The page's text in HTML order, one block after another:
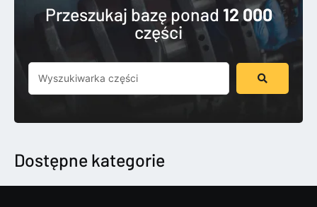
Przeszukaj bazę ponad 12 000
części
Szukaj
Dostępne kategorie